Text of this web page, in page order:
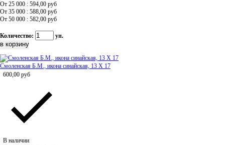
От 25 000 : 594,00 руб
От 35 000 : 588,00 руб
От 50 000 : 582,00 руб
Количество: уп.
Смоленская Б.М., икона синайская, 13 Х 17
600,00 руб
В наличии